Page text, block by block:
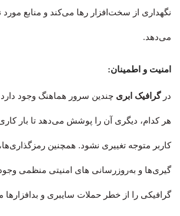
نگهداری از سخت‌افزار رها می‌کند و منابع مورد
می‌دهد.
امنیت و اطمینان:
درگرافیک ابری چندین سرور هماهنگ وجود
هر کدام، دیگری آن را پوشش می‌دهد تا بار
کاربر متوجه تغییری نشود. همچنین رمزگذاری‌ها،
گیری‌ها و به‌روزرسانی های امنیتی منظمی وجود
گرافیکی را از خطر حملات سایبری و